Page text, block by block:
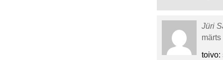
Jüri
toivo: